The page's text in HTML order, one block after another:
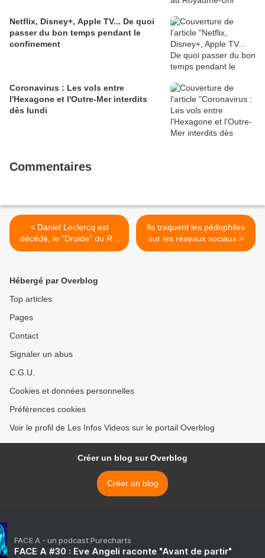
Netflix, Disney+, Apple TV... De quoi
passer du bon temps pendant le
confinement
Coronavirus : Les vols entre
l'Hexagone et l'Outre-Mer interdits
dès lundi
Commentaires
< Daniel Leclercq est
décédé, le "Druide" du RC
Lens avait 70 ans
Ils traquent les pédophiles
sur les réseaux sociaux >
Hébergé par Overblog
Top articles
Pages
Contact
Signaler un abus
C.G.U.
Cookies et données personnelles
Préférences cookies
Voir le profil de Les Infos Videos sur le portail Overblog
Créer un blog sur Overblog
Créer un blog
FACE A - un podcast Purecharts
FACE A #30 : Eve Angeli raconte "Avant de partir"